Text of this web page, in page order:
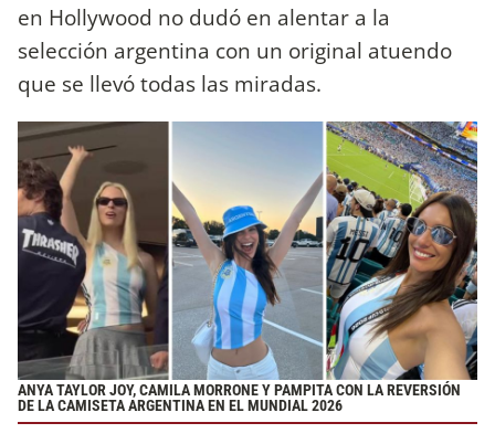
en Hollywood no dudó en alentar a la
selección argentina con un original atuendo
que se llevó todas las miradas.
ANYA TAYLOR JOY, CAMILA MORRONE Y PAMPITA CON LA REVERSIÓN
DE LA CAMISETA ARGENTINA EN EL MUNDIAL 2026